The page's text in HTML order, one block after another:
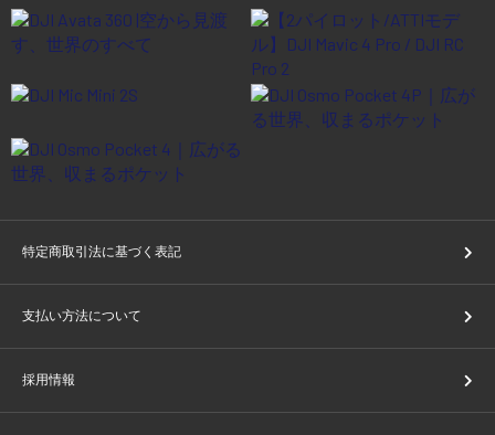
特定商取引法に基づく表記
支払い方法について
採用情報